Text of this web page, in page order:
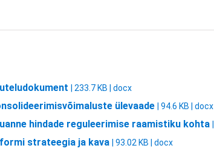
| 233.7 KB | docx
ülevaade | 94.6 KB | docx
hindade reguleerimise raamistiku kohta
strateegia ja kava | 93.02 KB | docx